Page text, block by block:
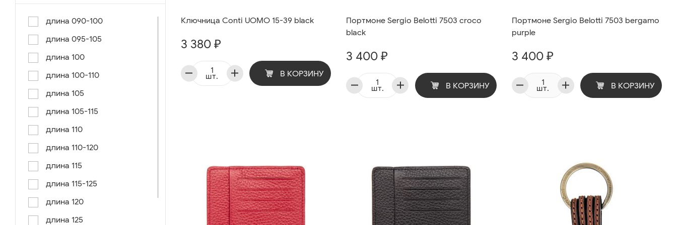
длина 090-100
длина 095-105
длина 100
длина 100-110
длина 105
длина 105-115
длина 110
длина 110-120
длина 115
длина 115-125
длина 120
длина 125
Ключница Conti UOMO 15-39 black
3 380 ₽
шт. В КОРЗИНУ
Портмоне Sergio Belotti 7503 croco
black
3 400 ₽
шт. В КОРЗИНУ
Портмоне Sergio Belotti 7503 bergamo
purple
3 400 ₽
шт. В КОРЗИНУ